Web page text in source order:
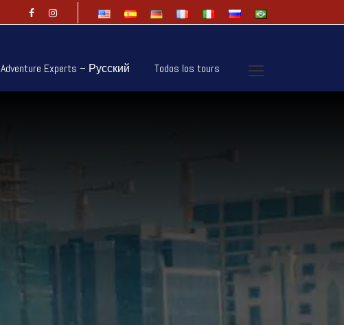
Adventure Experts – Русский Todos los tours